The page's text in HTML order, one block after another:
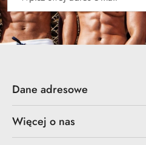
Dane adresowe
Więcej o nas